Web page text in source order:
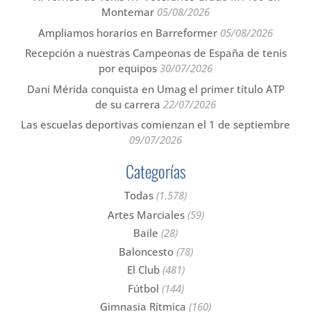
Montemar 05/08/2026
Ampliamos horarios en Barreformer 05/08/2026
Recepción a nuestras Campeonas de España de tenis
por equipos 30/07/2026
Dani Mérida conquista en Umag el primer título ATP
de su carrera 22/07/2026
Las escuelas deportivas comienzan el 1 de septiembre
09/07/2026
Categorías
Todas (1.578)
Artes Marciales(59)
Baile (28)
Baloncesto(78)
El Club(481)
Fútbol (144)
Gimnasia Rítmica (160)